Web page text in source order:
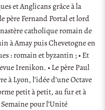
et Anglicans grâce à la
père Fernand Portal et lord
catholique romain de
à Amay puis Chevetogne en
: romain et byzantin ; • Et
Irenikon. • Le père Paul
Lyon, l’idée d’une Octave
petit à petit, au fur et à
pour l’Unité